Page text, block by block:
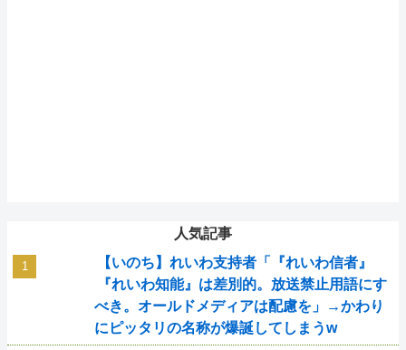
人気記事
【いのち】れいわ支持者「『れいわ信者』
『れいわ知能』は差別的。放送禁止用語にす
べき。オールドメディアは配慮を」→かわり
にピッタリの名称が爆誕してしまうw